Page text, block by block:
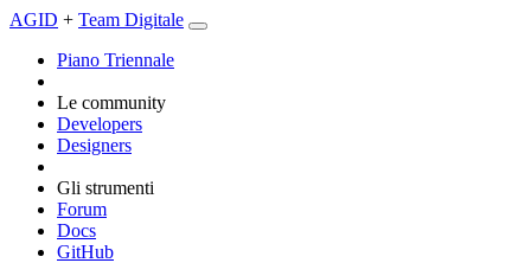
AGID + Team Digitale
Piano Triennale
Le community
Developers
Designers
Gli strumenti
Forum
Docs
GitHub